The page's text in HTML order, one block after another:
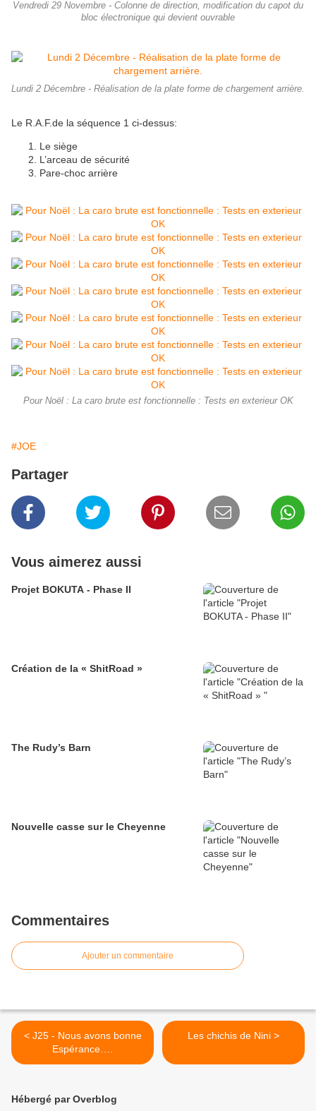
Vendredi 29 Novembre - Colonne de direction, modification du capot du
bloc électronique qui devient ouvrable
Lundi 2 Décembre - Réalisation de la plate forme de chargement arrière.
Le R.A.F.de la séquence 1 ci-dessus:
Le siège
L’arceau de sécurité
Pare-choc arrière
Pour Noël : La caro brute est fonctionnelle : Tests en exterieur OK
#JOE
Partager
Vous aimerez aussi
Projet BOKUTA - Phase II
Création de la « ShitRoad »
The Rudy’s Barn
Nouvelle casse sur le Cheyenne
Commentaires
Ajouter un commentaire
< J25 - Nous avons bonne
Espérance….
Les chichis de Nini >
Hébergé par Overblog